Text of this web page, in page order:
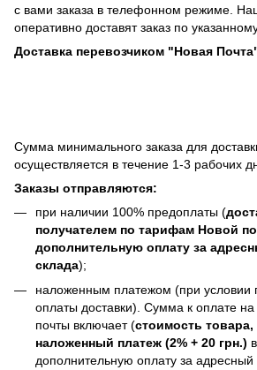
с вами заказа в телефонном режиме.
оперативно доставят заказ по
Доставка перевозчиком "Новая
Сумма минимального заказа для
осуществляется в течение 1-3 рабочих
Заказы отправляются:
при наличии 100% предоплаты (
получателем по тарифам Новой
дополнительную оплату за
склада);
наложенным платежом (при условии
оплаты доставки). Сумма к оплате
почты включает (стоимость товара,
наложенный платеж (2% + 20 грн.)
дополнительную оплату за адресный